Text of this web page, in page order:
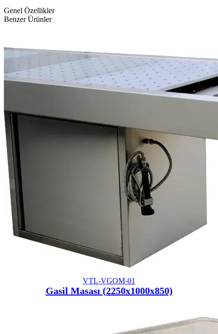
Genel Özellikler
Benzer Ürünler
VTL-VGOM-01
Gasil Masası (2250x1000x850)